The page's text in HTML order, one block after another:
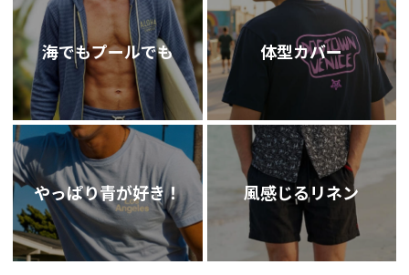
海でもプールでも 体型カバー
やっぱり青が好き！ 風感じるリネン